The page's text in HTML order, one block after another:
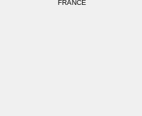
FRANCE